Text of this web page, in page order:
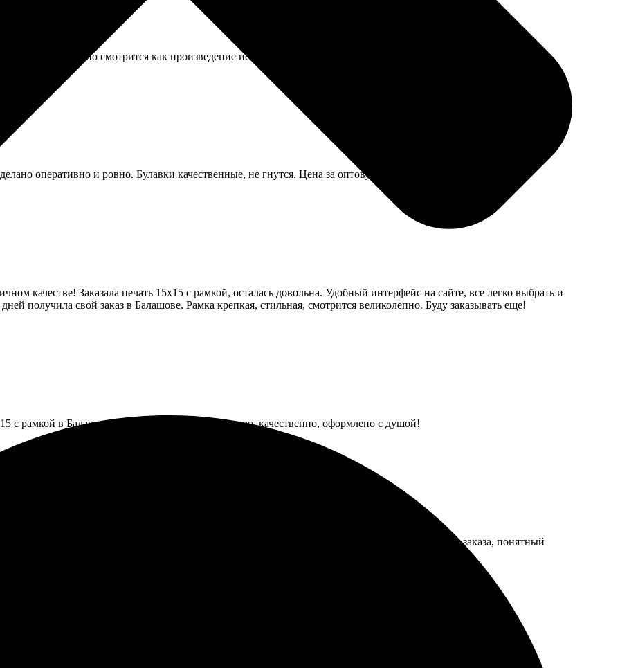
дороговато, но смотрится как произведение искусства. Вещь на века, ощущается дорого.
оперативно и ровно. Булавки качественные, не гнутся. Цена за оптовую партию была приемлемая.
качестве! Заказала печать 15х15 с рамкой, осталась довольна. Удобный интерфейс на сайте, все легко выбрать и
получила свой заказ в Балашове. Рамка крепкая, стильная, смотрится великолепно. Буду заказывать еще!
с рамкой в Балашове, результат порадовал. Быстро, качественно, оформлено с душой!
фото с рамкой — все сделали быстро и качественно. Понравился простой процесс оформления заказа, понятный
цветопередачей.
забрала фото — радость на лицах! Рекомендую, если хотите сделать приятное себе и близким.